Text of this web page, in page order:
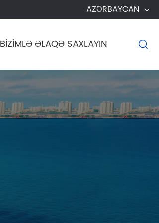
AZƏRBAYCAN
BIZIMLƏ ƏLAQƏ SAXLAYIN 